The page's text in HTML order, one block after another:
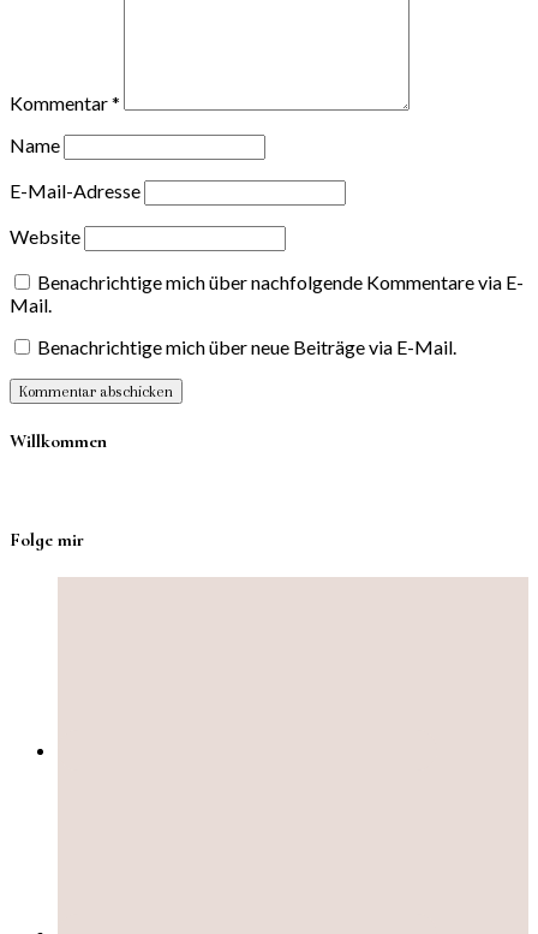
Kommentar*
Name
E-Mail-Adresse
Website
Benachrichtige mich über nachfolgende Kommentare via E-
Mail.
Benachrichtige mich über neue Beiträge via E-Mail.
Willkommen
Folge mir